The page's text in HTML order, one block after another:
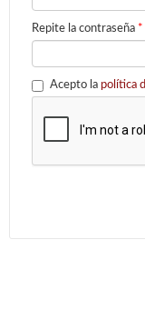
Repite la contraseña *
Acepto la política